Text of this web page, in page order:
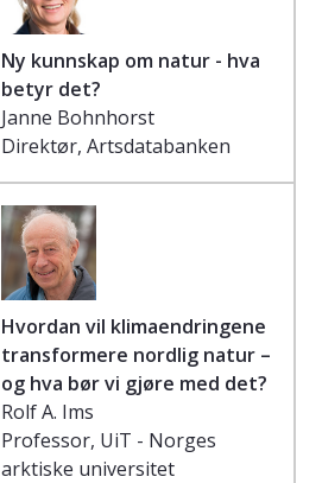
Ny kunnskap om natur - hva
betyr det?
Janne Bohnhorst
Direktør, Artsdatabanken
Hvordan vil klimaendringene
transformere nordlig natur –
og hva bør vi gjøre med det?
Rolf A. Ims
Professor, UiT - Norges
arktiske universitet